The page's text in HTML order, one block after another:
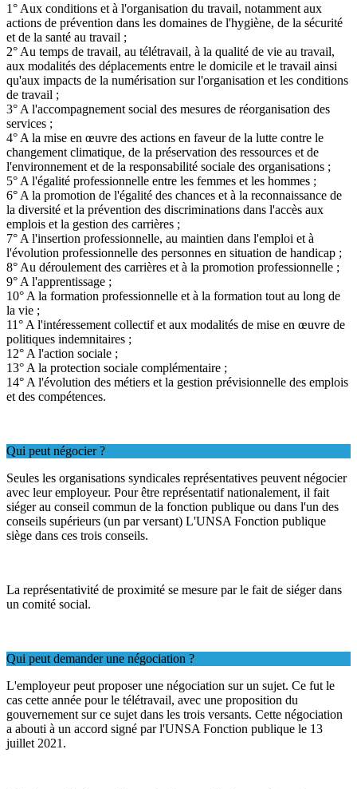
1° Aux conditions et à l'organisation du travail, notamment aux
actions de prévention dans les domaines de l'hygiène, de la sécurité
et de la santé au travail ;
2° Au temps de travail, au télétravail, à la qualité de vie au travail,
aux modalités des déplacements entre le domicile et le travail ainsi
qu'aux impacts de la numérisation sur l'organisation et les conditions
de travail ;
3° A l'accompagnement social des mesures de réorganisation des
services ;
4° A la mise en œuvre des actions en faveur de la lutte contre le
changement climatique, de la préservation des ressources et de
l'environnement et de la responsabilité sociale des organisations ;
5° A l'égalité professionnelle entre les femmes et les hommes ;
6° A la promotion de l'égalité des chances et à la reconnaissance de
la diversité et la prévention des discriminations dans l'accès aux
emplois et la gestion des carrières ;
7° A l'insertion professionnelle, au maintien dans l'emploi et à
l'évolution professionnelle des personnes en situation de handicap ;
8° Au déroulement des carrières et à la promotion professionnelle ;
9° A l'apprentissage ;
10° A la formation professionnelle et à la formation tout au long de
la vie ;
11° A l'intéressement collectif et aux modalités de mise en œuvre de
politiques indemnitaires ;
12° A l'action sociale ;
13° A la protection sociale complémentaire ;
14° A l'évolution des métiers et la gestion prévisionnelle des emplois
et des compétences.
Qui peut négocier ?
Seules les organisations syndicales représentatives peuvent négocier
avec leur employeur. Pour être représentatif nationalement, il fait
siéger au conseil commun de la fonction publique ou dans l'un des
conseils supérieurs (un par versant) L'UNSA Fonction publique
siège dans ces trois conseils.
La représentativité de proximité se mesure par le fait de siéger dans
un comité social.
Qui peut demander une négociation ?
L'employeur peut proposer une négociation sur un sujet. Ce fut le
cas cette année pour le télétravail, avec une proposition du
gouvernement sur ce sujet dans les trois versants. Cette négociation
a abouti à un accord signé par l'UNSA Fonction publique le 13
juillet 2021.